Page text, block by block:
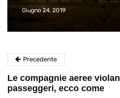
Giugno 24, 2019
Precedente
Le compagnie aeree
passeggeri, ecco come